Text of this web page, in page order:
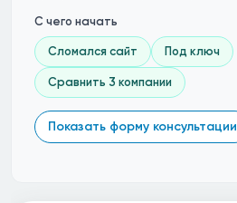
С чего начать
Сломался сайт Под ключ
Сравнить 3 компании
Показать форму консультации